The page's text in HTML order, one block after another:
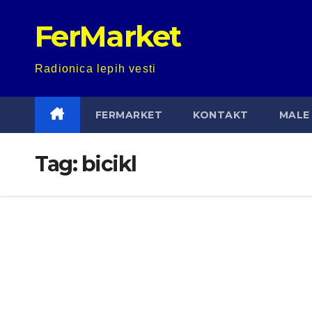
FerMarket
Radionica lepih vesti
FERMARKET KONTAKT MALE
Tag: bicikl